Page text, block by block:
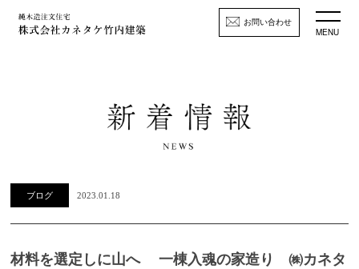
お問い合わせ
MENU
ブログ 2023.01.18
材料を選定しに山へ 一棟入魂の家造り ㈱カネタ